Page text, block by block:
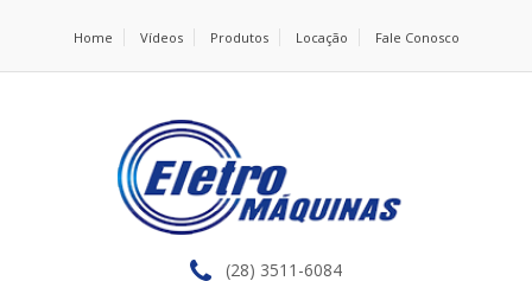
Home Vídeos Produtos Locação Fale Conosco
(28) 3511-6084